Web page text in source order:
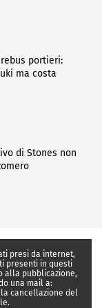
rebus portieri:
ma costa
di Stones non
presi da internet,
presenti in questi
alla pubblicazione,
una mail a:
cancellazione del